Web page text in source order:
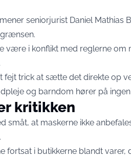
seniorjurist Daniel Mathias
være i konflikt med reglerne om
fejt trick at sætte det direkte op
og barndom hører på ingen
kritikken
småt, at maskerne ikke
fortsat i butikkerne blandt varer,